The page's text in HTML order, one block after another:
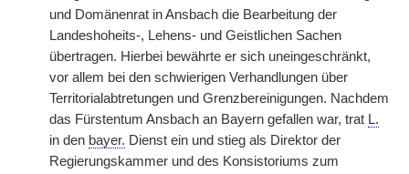
und Domänenrat in Ansbach die Bearbeitung der
Landeshoheits-, Lehens- und Geistlichen Sachen
übertragen. Hierbei bewährte er sich uneingeschränkt,
vor allem bei den schwierigen Verhandlungen über
Territorialabtretungen und Grenzbereinigungen. Nachdem
das Fürstentum Ansbach an Bayern gefallen war, trat L.
in den bayer. Dienst ein und stieg als Direktor der
Regierungskammer und des Konsistoriums zum